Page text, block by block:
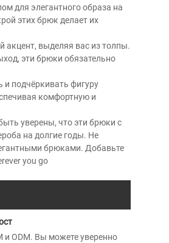
для элегантного образа на
этих брюк делает их
выделяя вас из толпы.
эти брюки обязательно
подчёркивать фигуру
комфортную и
уверены, что эти брюки с
на долгие годы. Не
брюками. Добавьте
you go
и ODM. Вы можете уверенно